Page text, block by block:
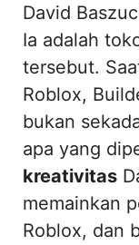
David
Ia adalah
tersebut.
Roblox,
bukan
apa yang
kreativitas
memainkan
Roblox, dan